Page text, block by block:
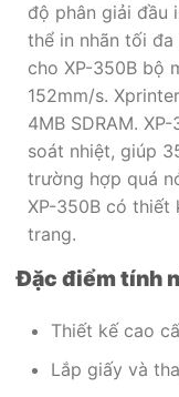
độ phân giải đầu
thể in nhãn tối
cho XP-350B bộ
152mm/s.
4MB SDRAM.
soát nhiệt, giúp
trường hợp quá
XP-350B có thiết
trang.
Đặc điểm tính
Thiết kế cao
Lắp giấy và